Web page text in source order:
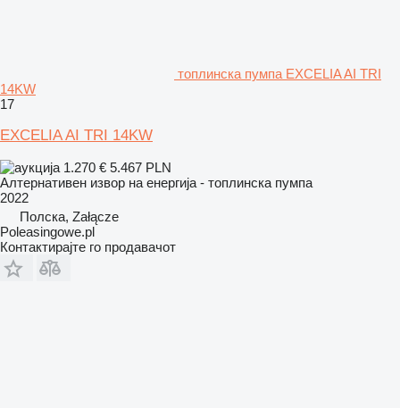
топлинска пумпа EXCELIA AI TRI
14KW
17
EXCELIA AI TRI 14KW
1.270 € 5.467 PLN
Алтернативен извор на енергија - топлинска пумпа
2022
Полска, Załącze
Poleasingowe.pl
Контактирајте го продавачот